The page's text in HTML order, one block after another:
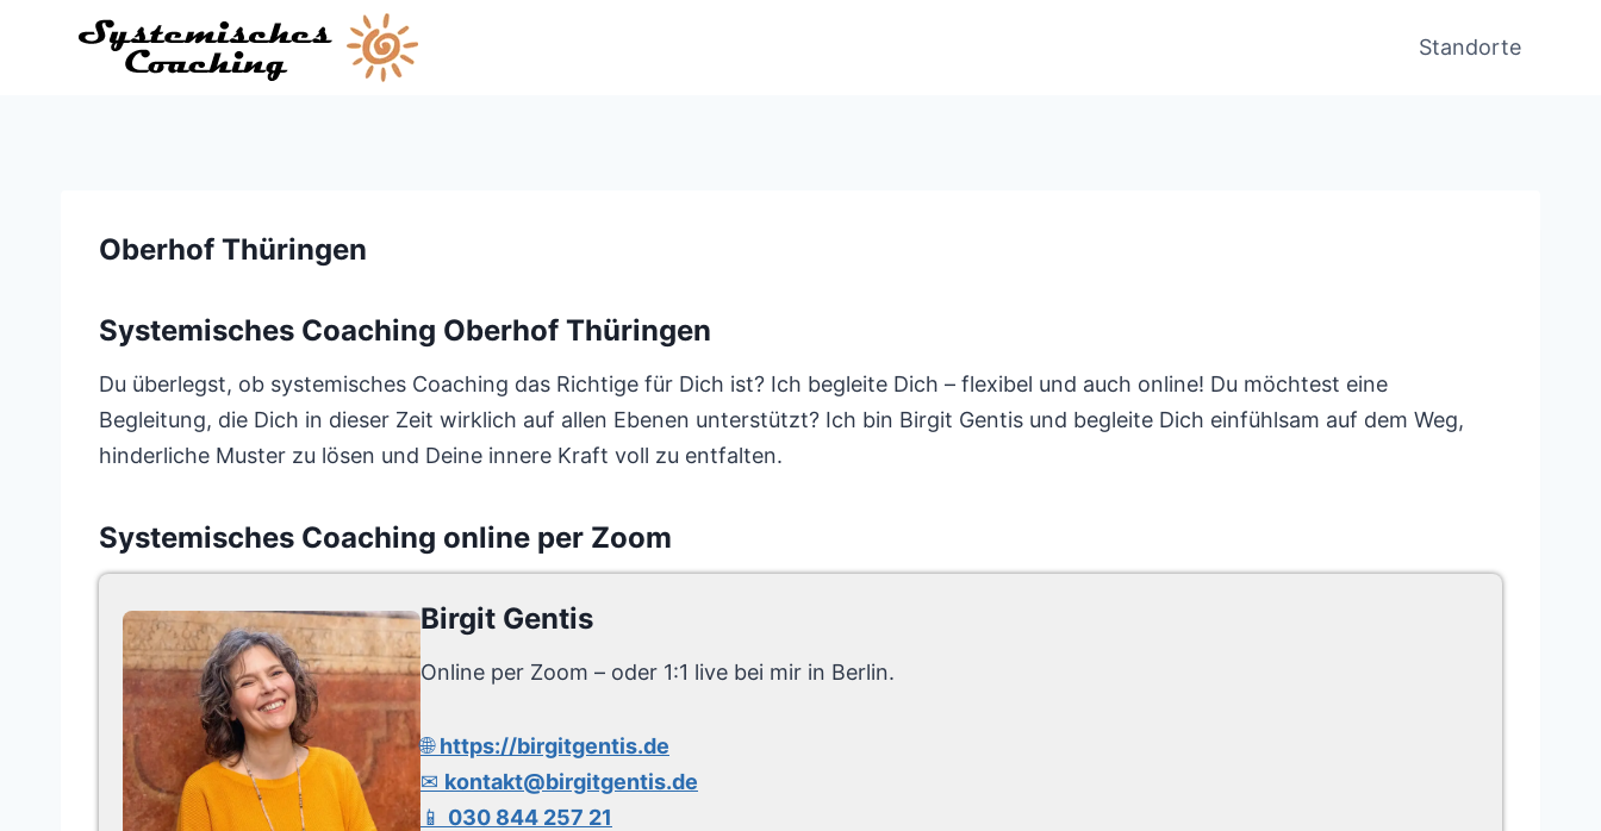
Standorte
Oberhof Thüringen
Systemisches Coaching Oberhof Thüringen
Du überlegst, ob systemisches Coaching das Richtige für Dich ist? Ich begleite Dich – flexibel und auch online! Du möchtest eine
Begleitung, die Dich in dieser Zeit wirklich auf allen Ebenen unterstützt? Ich bin Birgit Gentis und begleite Dich einfühlsam auf dem Weg,
hinderliche Muster zu lösen und Deine innere Kraft voll zu entfalten.
Systemisches Coaching online per Zoom
Birgit Gentis
Online per Zoom – oder 1:1 live bei mir in Berlin.
🌐https://birgitgentis.de
✉ kontakt@birgitgentis.de
📱 030 844 257 21